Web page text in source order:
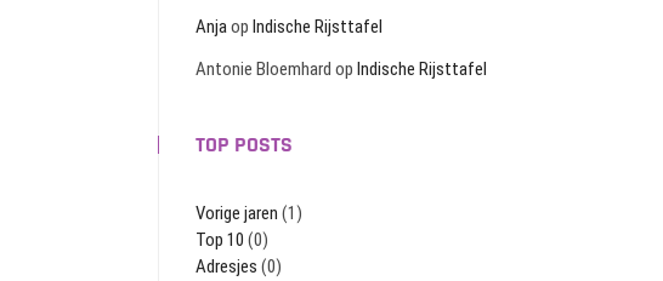
Anjaop Indische Rijsttafel
Antonie Bloemhard op Indische Rijsttafel
TOP POSTS
Vorige jaren (1)
Top 10 (0)
Adresjes (0)